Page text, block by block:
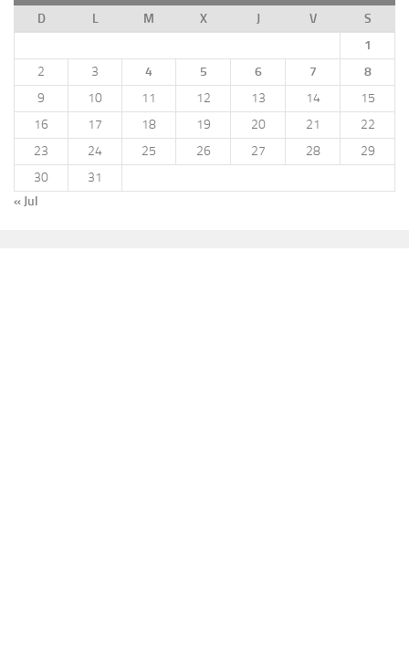
D L M X J V
S
1
2
3 4 5 6 7
8
9
10 11 12 13 14
15
16
17 18 19 20 21
22
23
24 25 26 27 28
29
30
31
« Jul